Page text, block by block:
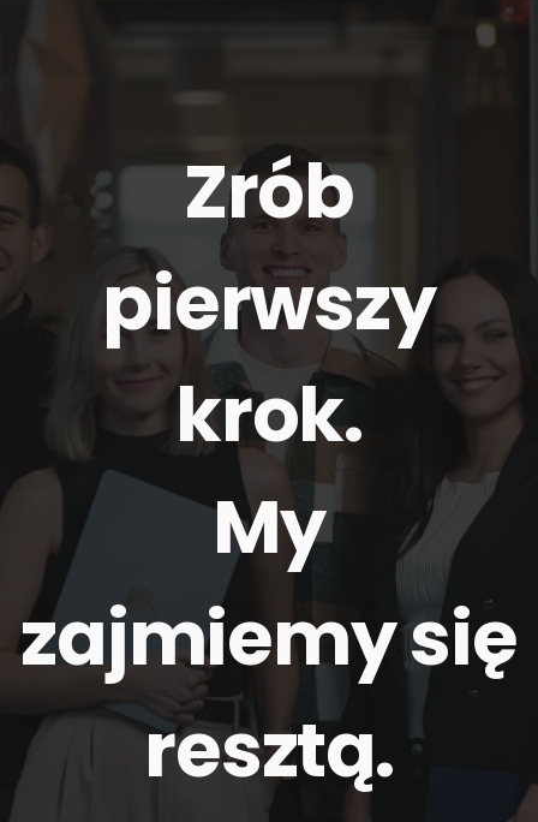
Zrób
pierwszy
krok.
My
zajmiemy się
resztą.